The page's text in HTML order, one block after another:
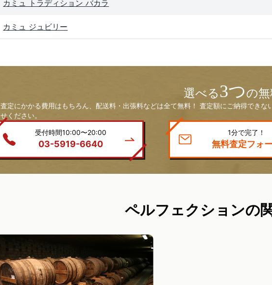
カミュ トラディション バカラ
カミュ ジュビリー
選べる3つの
査定にかかる費用はもちろん、配送料・出張料などは全て無料！ 査定額にご納得でき
せください。
受付時間10:00〜20:00
03-5919-6640
1分で完了！
無料査定フォ
ペルフェクションの